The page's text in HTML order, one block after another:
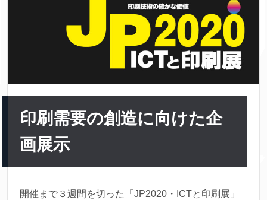
印刷需要の創造に向けた企
画展示
開催まで３週間を切った「JP2020・ICTと印刷展」